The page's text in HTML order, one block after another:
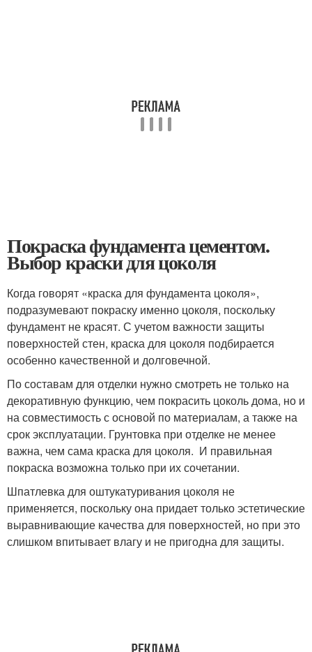
Покраска фундамента цементом.
Выбор краски для цоколя
Когда говорят «краска для фундамента цоколя»,
подразумевают покраску именно цоколя, поскольку
фундамент не красят. С учетом важности защиты
поверхностей стен, краска для цоколя подбирается
особенно качественной и долговечной.
По составам для отделки нужно смотреть не только на
декоративную функцию, чем покрасить цоколь дома, но и
на совместимость с основой по материалам, а также на
срок эксплуатации. Грунтовка при отделке не менее
важна, чем сама краска для цоколя. И правильная
покраска возможна только при их сочетании.
Шпатлевка для оштукатуривания цоколя не
применяется, поскольку она придает только эстетические
выравнивающие качества для поверхностей, но при это
слишком впитывает влагу и не пригодна для защиты.